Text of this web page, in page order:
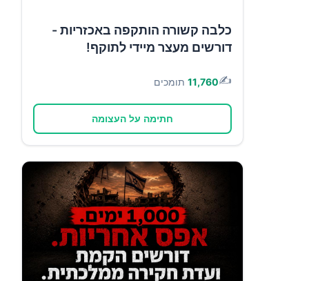
כלבה קשורה הותקפה באכזריות -
דורשים מעצר מיידי לתוקף!
✍️
11,760 תומכים
חתימה על העצומה